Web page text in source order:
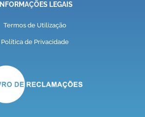
INFORMAÇÕES LEGAIS
Termos de Utilização
Política de Privacidade